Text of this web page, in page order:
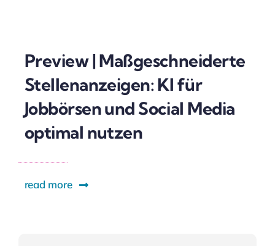
Preview | Maßgeschneiderte
Stellenanzeigen: KI für
Jobbörsen und Social Media
optimal nutzen
read more